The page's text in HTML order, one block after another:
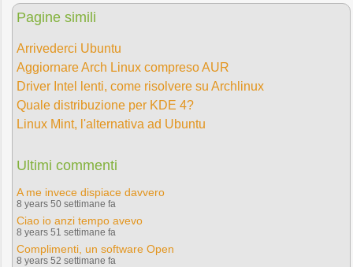
Pagine simili
Arrivederci Ubuntu
Aggiornare Arch Linux compreso AUR
Driver Intel lenti, come risolvere su Archlinux
Quale distribuzione per KDE 4?
Linux Mint, l'alternativa ad Ubuntu
Ultimi commenti
A me invece dispiace davvero
8 years 50 settimane fa
Ciao io anzi tempo avevo
8 years 51 settimane fa
Complimenti, un software Open
8 years 52 settimane fa